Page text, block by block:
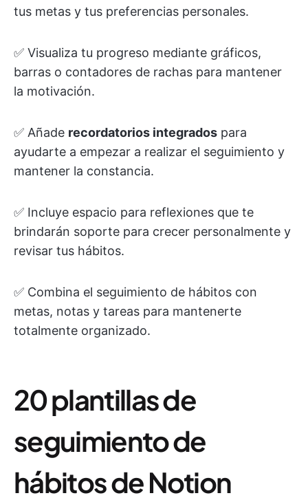
tus metas y tus preferencias personales.
✅ Visualiza tu progreso mediante gráficos,
barras o contadores de rachas para mantener
la motivación.
✅ Añade recordatorios integrados para
ayudarte a empezar a realizar el seguimiento y
mantener la constancia.
✅ Incluye espacio para reflexiones que te
brindarán soporte para crecer personalmente y
revisar tus hábitos.
✅ Combina el seguimiento de hábitos con
metas, notas y tareas para mantenerte
totalmente organizado.
20 plantillas de
seguimiento de
hábitos de Notion